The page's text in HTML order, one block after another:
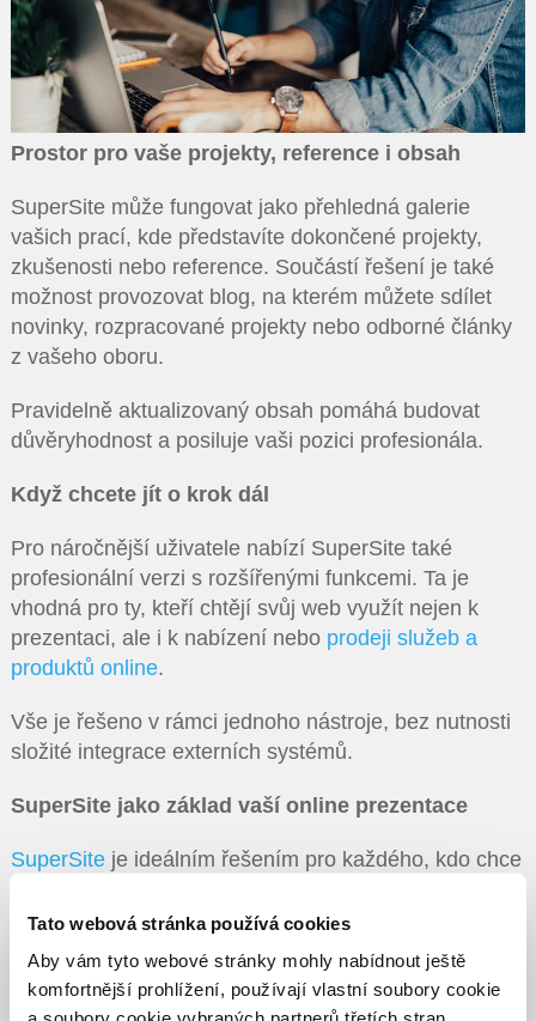
Tato webová stránka používá cookies
Aby vám tyto webové stránky mohly nabídnout ještě
komfortnější prohlížení, používají vlastní soubory cookie
Prostor pro vaše projekty, reference i obsah
SuperSite může fungovat jako přehledná galerie
vašich prací, kde představíte dokončené projekty,
zkušenosti nebo reference. Součástí řešení je také
možnost provozovat blog, na kterém můžete sdílet
novinky, rozpracované projekty nebo odborné články
z vašeho oboru.
Pravidelně aktualizovaný obsah pomáhá budovat
důvěryhodnost a posiluje vaši pozici profesionála.
Když chcete jít o krok dál
Pro náročnější uživatele nabízí SuperSite také
profesionální verzi s rozšířenými funkcemi. Ta je
vhodná pro ty, kteří chtějí svůj web využít nejen k
prezentaci, ale i k nabízení nebo prodeji služeb a
produktů online.
Vše je řešeno v rámci jednoho nástroje, bez nutnosti
složité integrace externích systémů.
SuperSite jako základ vaší online prezentace
SuperSiteje ideálním řešením pro každého, kdo chce
nastavování a vysokých nákladů. Umožňuje vytvořit
online portfolio, které odpovídá vašim představám,
roste spolu s vámi a pomáhá vám být vidět.